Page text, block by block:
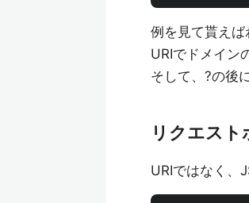
例を見て貰えば
URIでドメイン
そして、?の後
リクエス
URIではなく、